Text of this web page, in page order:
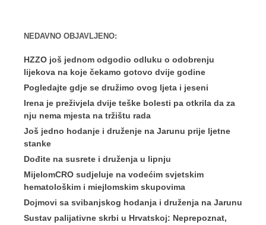
NEDAVNO OBJAVLJENO:
HZZO još jednom odgodio odluku o odobrenju
lijekova na koje čekamo gotovo dvije godine
Pogledajte gdje se družimo ovog ljeta i jeseni
Irena je preživjela dvije teške bolesti pa otkrila da za
nju nema mjesta na tržištu rada
Još jedno hodanje i druženje na Jarunu prije ljetne
stanke
Dođite na susrete i druženja u lipnju
MijelomCRO sudjeluje na vodećim svjetskim
hematološkim i miejlomskim skupovima
Dojmovi sa svibanjskog hodanja i druženja na Jarunu
Sustav palijativne skrbi u Hrvatskoj: Neprepoznat,